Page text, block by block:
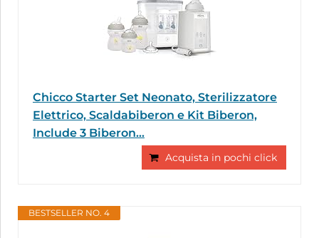
Chicco Starter Set Neonato, Sterilizzatore
Elettrico, Scaldabiberon e Kit Biberon,
Include 3 Biberon...
Acquista in pochi click
BESTSELLER NO. 4